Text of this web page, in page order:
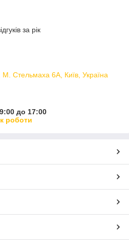
за рік
М. Стельмаха 6А, Київ, Україна
до 17:00
роботи